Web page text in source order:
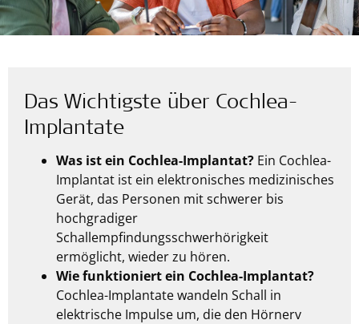
Das Wichtigste über Cochlea-
Implantate
Was ist ein Cochlea-Implantat? Ein Cochlea-
Implantat ist ein elektronisches medizinisches
Gerät, das Personen mit schwerer bis
hochgradiger
Schallempfindungsschwerhörigkeit
ermöglicht, wieder zu hören.
Wie funktioniert ein Cochlea-Implantat?
Cochlea-Implantate wandeln Schall in
elektrische Impulse um, die den Hörnerv